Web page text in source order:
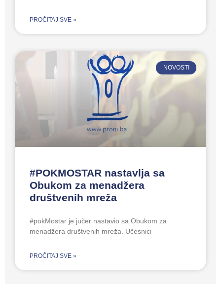
PROČITAJ SVE »
NOVOSTI
#POKMOSTAR nastavlja sa
Obukom za menadžera
društvenih mreža
#pokMostar je jučer nastavio sa Obukom za
menadžera društvenih mreža. Učesnici
PROČITAJ SVE »